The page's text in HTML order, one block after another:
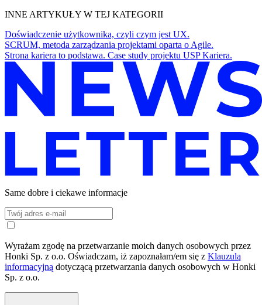
INNE ARTYKUŁY W TEJ KATEGORII
Doświadczenie użytkownika, czyli czym jest UX.
SCRUM, metoda zarządzania projektami oparta o Agile.
Strona kariera to podstawa. Case study projektu USP Kariera.
Same dobre i ciekawe informacje
Wyrażam zgodę na przetwarzanie moich danych osobowych przez
Honki Sp. z o.o. Oświadczam, iż zapoznałam/em się z Klauzulą
informacyjną dotyczącą przetwarzania danych osobowych w Honki
Sp. z o.o.